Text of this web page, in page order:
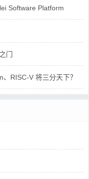
Software Platform
门
RISC-V 将三分天下？